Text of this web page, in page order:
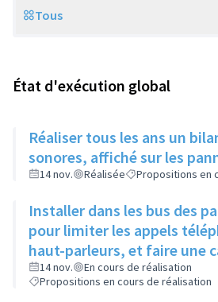
Scope
Tous
État d'exécution global
Réaliser tous les ans un
sonores, affiché sur les
14 nov. Réalisée Propositions en
Installer dans les bus des
pour limiter les appels
haut-parleurs, et faire une
sensibilisation sur la
forts
14 nov.
En cours de réalisation
Propositions en cours de réalisation